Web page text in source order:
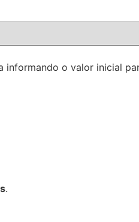
informando o valor inicial
.